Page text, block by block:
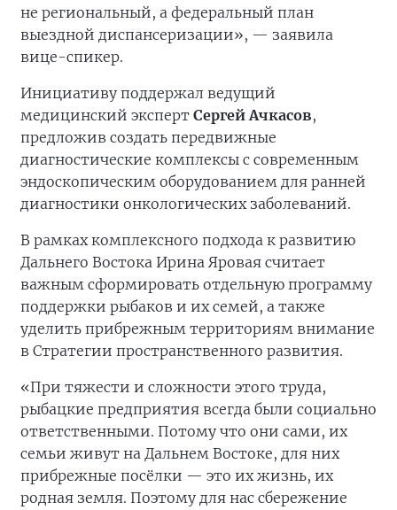
не региональный, а федеральный план
выездной диспансеризации», — заявила
вице-спикер.
Инициативу поддержал ведущий
медицинский эксперт Сергей Ачкасов,
предложив создать передвижные
диагностические комплексы с современным
эндоскопическим оборудованием для ранней
диагностики онкологических заболеваний.
В рамках комплексного подхода к развитию
Дальнего Востока Ирина Яровая считает
важным сформировать отдельную программу
поддержки рыбаков и их семей, а также
уделить прибрежным территориям внимание
в Стратегии пространственного развития.
«При тяжести и сложности этого труда,
рыбацкие предприятия всегда были социально
ответственными. Потому что они сами, их
семьи живут на Дальнем Востоке, для них
прибрежные посёлки — это их жизнь, их
родная земля. Поэтому для нас сбережение